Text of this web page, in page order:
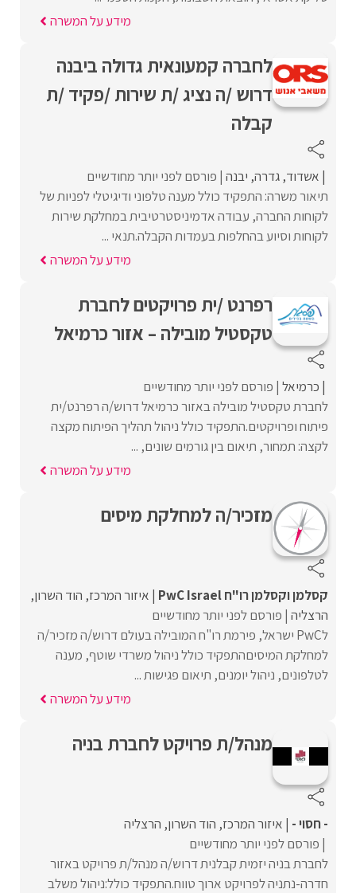
מידע על המשרה
לחברה קמעונאית גדולה ביבנה
דרוש /ה נציג /ת שירות /פקיד /ת
קבלה
אשדוד גדרה יבנה פורסם לפני יותר מחודשיים
תיאור משרה: התפקיד כולל מענה טלפוני ודיגיטלי לפניות של
לקוחות החברה, עבודה אדמיניסטרטיבית במחלקת שירות
לקוחות וסיוע בהחלפות בעמדות הקבלה.תנאי ...
מידע על המשרה
רפרנט /ית פרויקטים לחברת
טקסטיל מובילה – אזור כרמיאל
כרמיאל פורסם לפני יותר מחודשיים
לחברת טקסטיל מובילה באזור כרמיאל דרוש/ה רפרנט/ית
פיתוח ופרויקטים.התפקיד כולל ניהול תהליך הפיתוח מקצה
לקצה: תמחור, תיאום בין גורמים שונים, ...
מידע על המשרה
מזכיר/ה למחלקת מיסים
קסלמן וקסלמן רו"ח PwC Israel איזור המרכז הוד השרון
הרצליה פורסם לפני יותר מחודשיים
לPwC ישראל, פירמת רו"ח המובילה בעולם דרוש/ה מזכיר/ה
למחלקת המיסיםהתפקיד כולל ניהול משרדי שוטף, מענה
לטלפונים, ניהול יומנים, תיאום פגישות ...
מידע על המשרה
מנהל/ת פרויקט לחברת בניה
- חסוי - איזור המרכז הוד השרון הרצליה
פורסם לפני יותר מחודשיים
לחברת בניה יזמית קבלנית דרוש/ה מנהל/ת פרויקט באזור
חדרה-נתניה לפרויקט ארוך טווח.התפקיד כולל:ניהול משלב